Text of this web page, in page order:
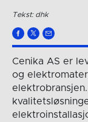
Tekst: dhk
Cenika AS er
og